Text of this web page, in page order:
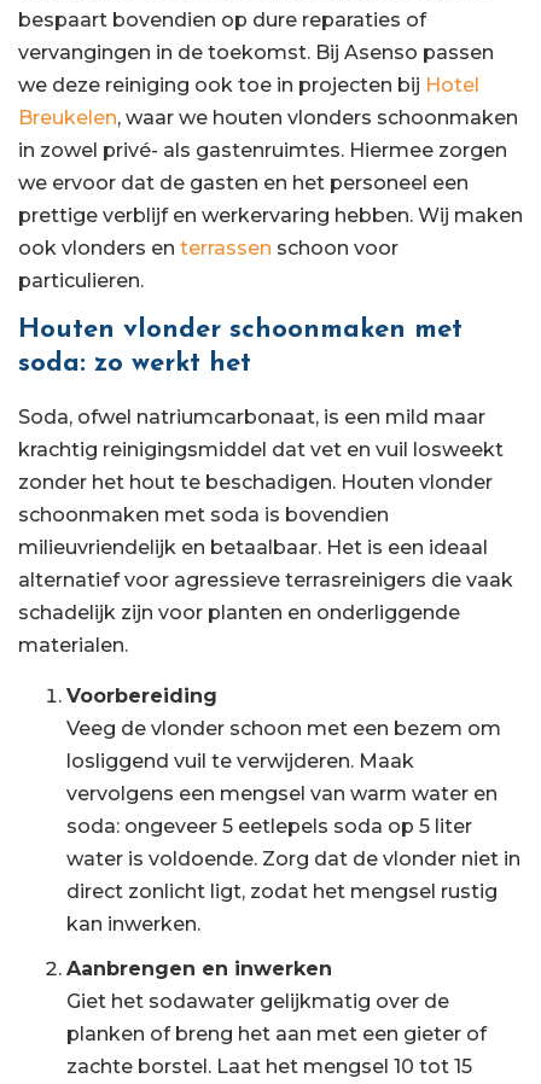
bespaart bovendien op dure reparaties of
vervangingen in de toekomst. Bij Asenso passen
we deze reiniging ook toe in projecten bij Hotel
Breukelen, waar we houten vlonders schoonmaken
in zowel privé- als gastenruimtes. Hiermee zorgen
we ervoor dat de gasten en het personeel een
prettige verblijf en werkervaring hebben. Wij maken
ook vlonders en terrassen schoon voor
particulieren.
Houten vlonder schoonmaken met
soda: zo werkt het
Soda, ofwel natriumcarbonaat, is een mild maar
krachtig reinigingsmiddel dat vet en vuil losweekt
zonder het hout te beschadigen. Houten vlonder
schoonmaken met soda is bovendien
milieuvriendelijk en betaalbaar. Het is een ideaal
alternatief voor agressieve terrasreinigers die vaak
schadelijk zijn voor planten en onderliggende
materialen.
Voorbereiding
Veeg de vlonder schoon met een bezem om
losliggend vuil te verwijderen. Maak
vervolgens een mengsel van warm water en
soda: ongeveer 5 eetlepels soda op 5 liter
water is voldoende. Zorg dat de vlonder niet in
direct zonlicht ligt, zodat het mengsel rustig
kan inwerken.
Aanbrengen en inwerken
Giet het sodawater gelijkmatig over de
planken of breng het aan met een gieter of
zachte borstel. Laat het mengsel 10 tot 15